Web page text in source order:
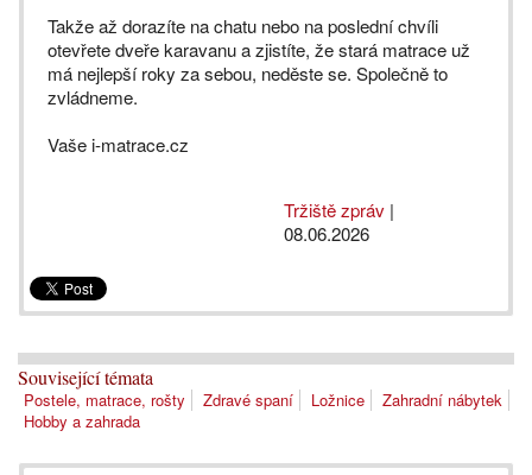
Takže až dorazíte na chatu nebo na poslední chvíli
otevřete dveře karavanu a zjistíte, že stará matrace už
má nejlepší roky za sebou, neděste se. Společně to
zvládneme.
Vaše i-matrace.cz
Tržiště zpráv |
08.06.2026
Související témata
Postele, matrace, rošty Zdravé spaní Ložnice
Zahradní nábytek
Hobby a zahrada